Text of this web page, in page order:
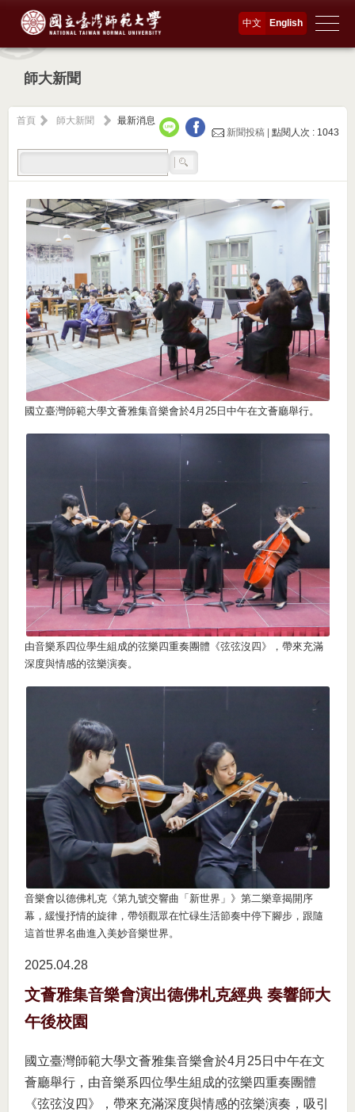
English
中文
師大新聞
首頁 師大新聞
最新消息
新聞投稿 |點閱人次 : 1043
國立臺灣師範大學文薈雅集音樂會於4月25日中午在文薈廳舉行。
由音樂系四位學生組成的弦樂四重奏團體《弦弦沒四》，帶來充滿
深度與情感的弦樂演奏。
音樂會以德佛札克《第九號交響曲「新世界」》第二樂章揭開序
幕，緩慢抒情的旋律，帶領觀眾在忙碌生活節奏中停下腳步，跟隨
這首世界名曲進入美妙音樂世界。
2025.04 28
文薈雅集音樂會演出德佛札克經典 奏響師大
午後校園
國立臺灣師範大學文薈雅集音樂會於4月25日中午在文
薈廳舉行，由音樂系四位學生組成的弦樂四重奏團體
《弦弦沒四》，帶來充滿深度與情感的弦樂演奏，吸引